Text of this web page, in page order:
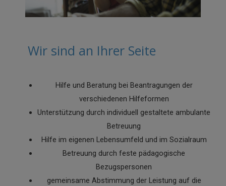
Wir sind an Ihrer Seite
Hilfe und Beratung bei Beantragungen der
verschiedenen Hilfeformen
Unterstützung durch individuell gestaltete ambulante
Betreuung
Hilfe im eigenen Lebensumfeld und im Sozialraum
Betreuung durch feste pädagogische
Bezugspersonen
gemeinsame Abstimmung der Leistung auf die